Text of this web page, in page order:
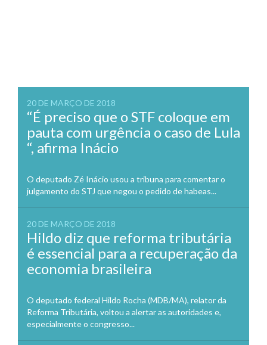
20 DE MARÇO DE 2018
“É preciso que o STF coloque em
pauta com urgência o caso de Lula
“, afirma Inácio
O deputado Zé Inácio usou a tribuna para comentar o
julgamento do STJ que negou o pedido de habeas...
20 DE MARÇO DE 2018
Hildo diz que reforma tributária
é essencial para a recuperação da
economia brasileira
O deputado federal Hildo Rocha (MDB/MA), relator da
Reforma Tributária, voltou a alertar as autoridades e,
especialmente o congresso...